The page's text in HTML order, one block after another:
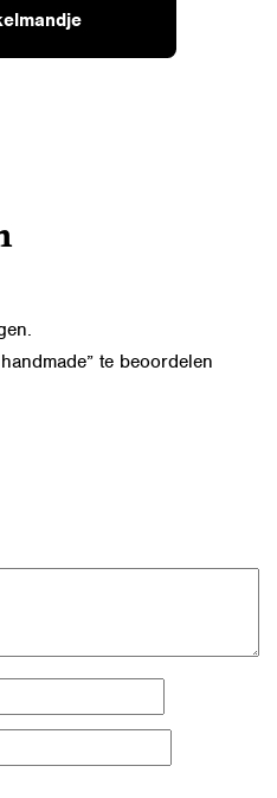
te beoordelen